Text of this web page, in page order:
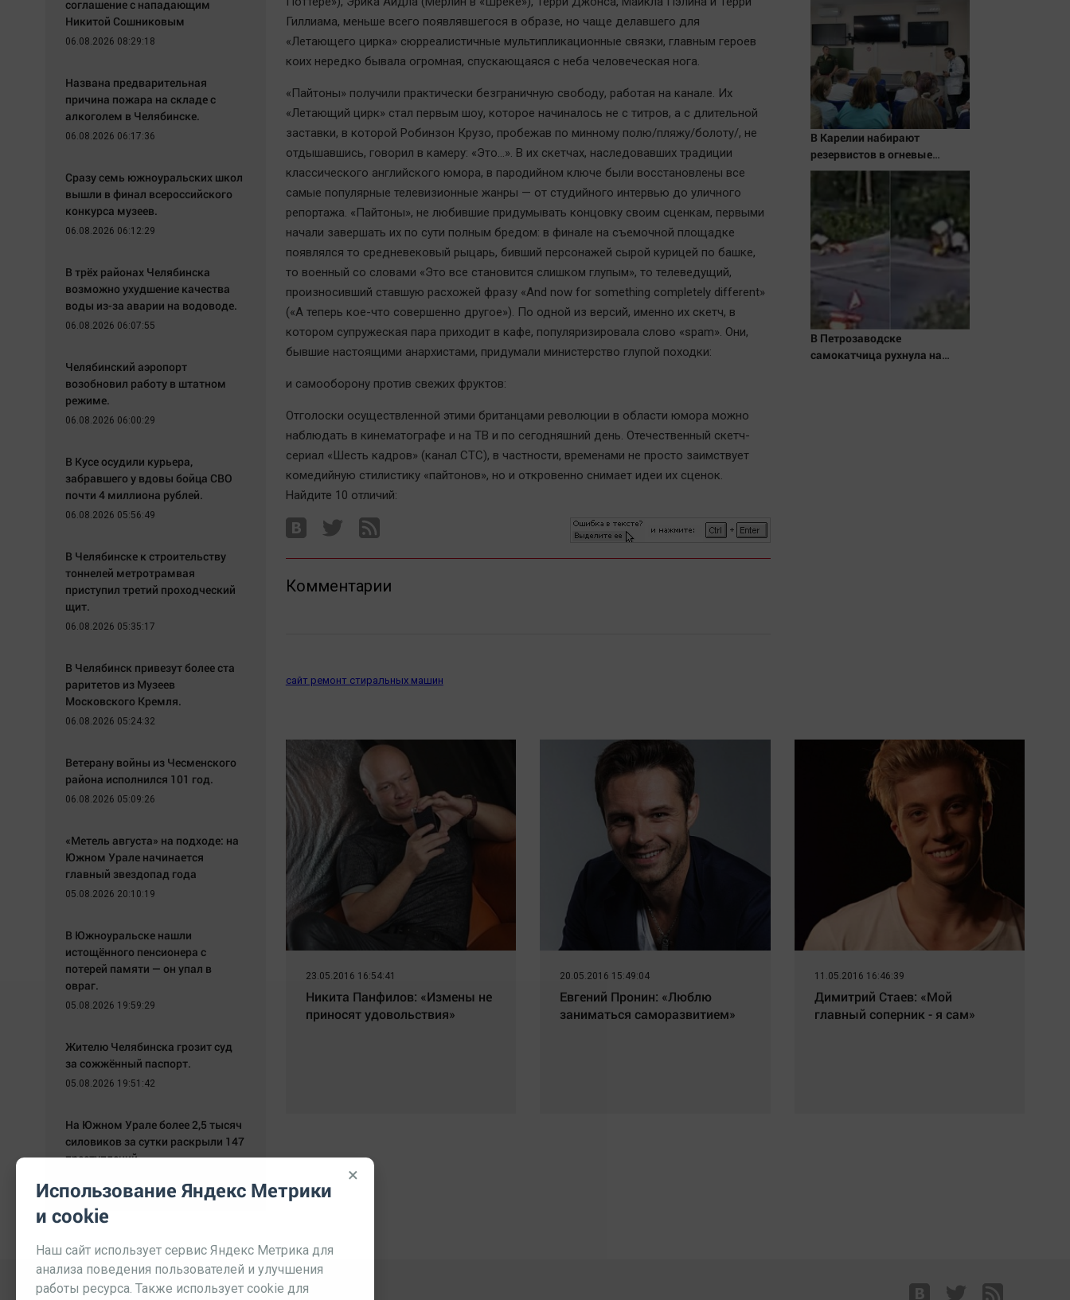
Гиллиама, меньше всего появлявшегося в образе, но чаще делавшего для
«Летающего цирка» сюрреалистичные мультипликационные связки, главным героев
коих нередко бывала огромная, спускающаяся с неба человеческая нога.
«Пайтоны» получили практически безграничную свободу, работая на канале. Их
«Летающий цирк» стал первым шоу, которое начиналось не с титров, а с длительной
заставки, в которой Робинзон Крузо, пробежав по минному полю/пляжу/болоту/, не
отдышавшись, говорил в камеру: «Это…». В их скетчах, наследовавших традиции
классического английского юмора, в пародийном ключе были восстановлены все
самые популярные телевизионные жанры — от студийного интервью до уличного
репортажа. «Пайтоны», не любившие придумывать концовку своим сценкам, первыми
начали завершать их по сути полным бредом: в финале на съемочной площадке
появлялся то средневековый рыцарь, бивший персонажей сырой курицей по башке,
то военный со словами «Это все становится слишком глупым», то телеведущий,
произносивший ставшую расхожей фразу «And now for something completely different»
(«А теперь кое-что совершенно другое»). По одной из версий, именно их скетч, в
котором супружеская пара приходит в кафе, популяризировала слово «spam». Они,
бывшие настоящими анархистами, придумали министерство глупой походки:
и самооборону против свежих фруктов:
Отголоски осуществленной этими британцами революции в области юмора можно
наблюдать в кинематографе и на ТВ и по сегодняшний день. Отечественный скетч-
сериал «Шесть кадров» (канал СТС), в частности, временами не просто заимствует
комедийную стилистику «пайтонов», но и откровенно снимает идеи их сценок.
Найдите 10 отличий:
Комментарии
сайт ремонт стиральных машин
В Карелии набирают
резервистов в огневые
группы (ФОТО)
В Петрозаводске
самокатчица рухнула на
23.05.2016 16:54:41
Никита Панфилов: «Измены не
приносят удовольствия»
20.05.2016 15:49:04
Евгений Пронин: «Люблю
заниматься саморазвитием»
11.05.2016 16:46:39
Димитрий Стаев: «Мой
главный соперник - я сам»
соглашение с нападающим
Никитой Сошниковым
06.08.2026 08:29:18
Названа предварительная
причина пожара на складе с
алкоголем в Челябинске.
06.08.2026 06:17:36
Сразу семь южноуральских школ
вышли в финал всероссийского
конкурса музеев.
06.08.2026 06:12:29
В трёх районах Челябинска
возможно ухудшение качества
воды из-за аварии на водоводе.
06.08.2026 06:07:55
Челябинский аэропорт
возобновил работу в штатном
режиме.
06.08.2026 06:00:29
В Кусе осудили курьера,
забравшего у вдовы бойца СВО
почти 4 миллиона рублей.
06.08.2026 05:56:49
В Челябинске к строительству
тоннелей метротрамвая
приступил третий проходческий
щит.
06.08.2026 05:35:17
В Челябинск привезут более ста
раритетов из Музеев
Московского Кремля.
06.08.2026 05:24:32
Ветерану войны из Чесменского
района исполнился 101 год.
06.08.2026 05:09:26
«Метель августа» на подходе: на
Южном Урале начинается
главный звездопад года
05.08.2026 20:10:19
В Южноуральске нашли
истощённого пенсионера с
потерей памяти — он упал в
овраг.
05.08.2026 19:59:29
Жителю Челябинска грозит суд
за сожжённый паспорт.
05.08.2026 19:51:42
На Южном Урале более 2,5 тысяч
силовиков за сутки раскрыли 147
преступлений.
×
Использование Яндекс Метрики
и cookie
Наш сайт использует сервис Яндекс Метрика для
анализа поведения пользователей и улучшения
работы ресурса. Также использует cookie для